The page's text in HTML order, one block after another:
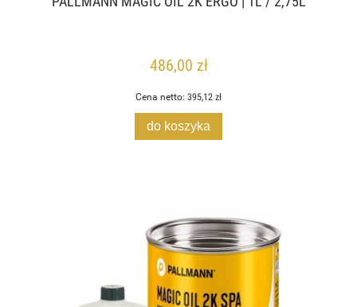
486,00 zł
Cena netto: 395,12 zł
do koszyka